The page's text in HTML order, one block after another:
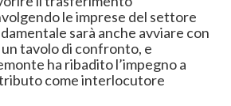
le imprese del settore
sarà anche avviare con
tavolo di confronto, e
ha ribadito l’impegno a
come interlocutore